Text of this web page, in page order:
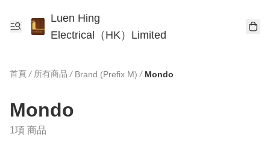
Luen Hing
Electrical（HK）Limited
首頁 / 所有商品 / Brand (Prefix M) / Mondo
Mondo
1項 商品